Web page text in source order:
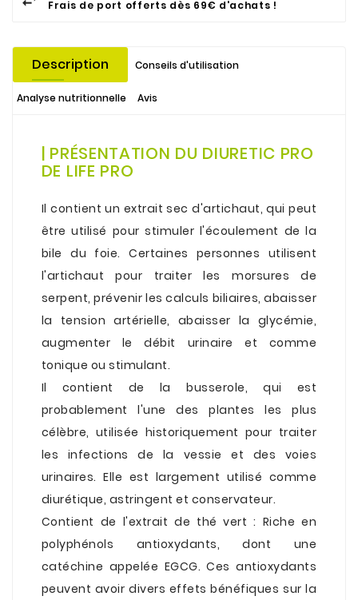
Frais de port offerts dès 69€ d'achats !
Description Conseils d'utilisation
Analyse nutritionnelle Avis
| PRÉSENTATION DU DIURETIC PRO
DE LIFE PRO
Il contient un extrait sec d'artichaut, qui peut
être utilisé pour stimuler l'écoulement de la
bile du foie. Certaines personnes utilisent
l'artichaut pour traiter les morsures de
serpent, prévenir les calculs biliaires, abaisser
la tension artérielle, abaisser la glycémie,
augmenter le débit urinaire et comme
tonique ou stimulant.
Il contient de la busserole, qui est
probablement l'une des plantes les plus
célèbre, utilisée historiquement pour traiter
les infections de la vessie et des voies
urinaires. Elle est largement utilisé comme
diurétique, astringent et conservateur.
Contient de l'extrait de thé vert : Riche en
polyphénols antioxydants, dont une
catéchine appelée EGCG. Ces antioxydants
peuvent avoir divers effets bénéfiques sur la